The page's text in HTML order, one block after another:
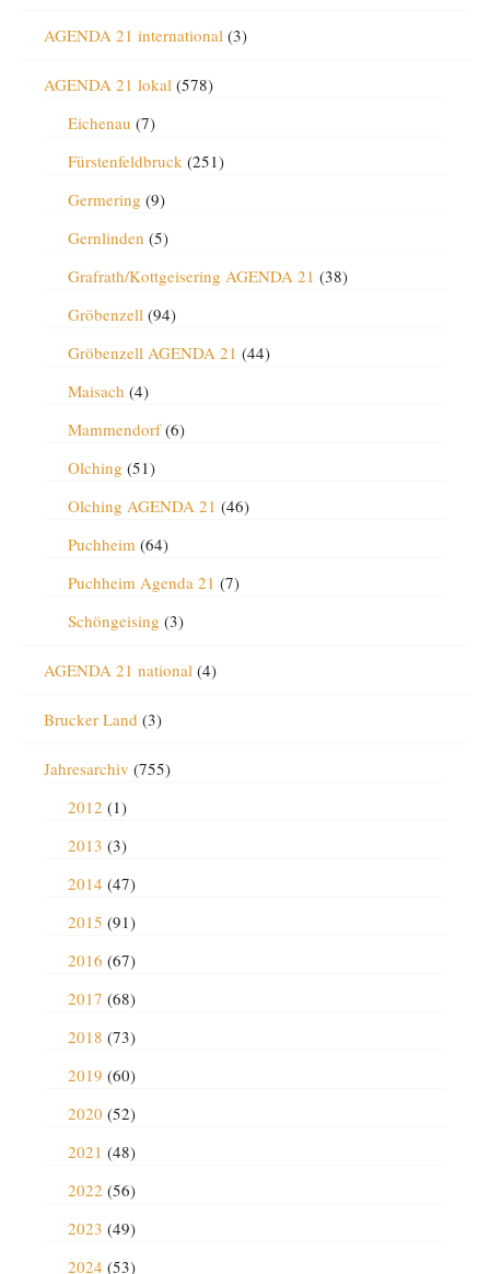
AGENDA 21 international(3)
AGENDA 21 lokal(578)
Eichenau (7)
Fürstenfeldbruck(251)
Germering (9)
Gernlinden (5)
Grafrath/Kottgeisering AGENDA 21 (38)
Gröbenzell(94)
Gröbenzell AGENDA 21 (44)
Maisach (4)
Mammendorf(6)
Olching (51)
Olching AGENDA 21 (46)
Puchheim(64)
Puchheim Agenda 21 (7)
Schöngeising (3)
AGENDA 21 national(4)
Brucker Land (3)
Jahresarchiv (755)
2012 (1)
2013 (3)
2014 (47)
2015 (91)
2016 (67)
2017 (68)
2018 (73)
2019 (60)
2020 (52)
2021 (48)
2022 (56)
2023 (49)
2024 (53)